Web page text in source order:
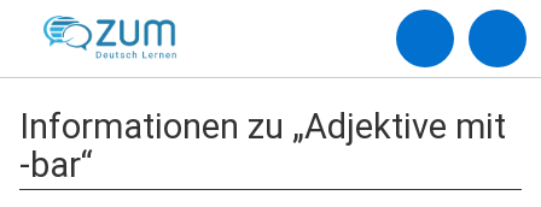
Informationen zu „Adjektive mit
-bar“